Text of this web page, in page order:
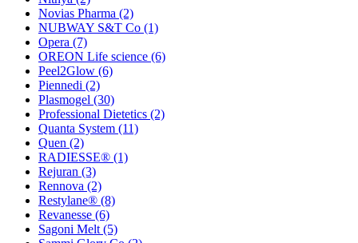
Novias Pharma (2)
NUBWAY S&T Co (1)
Opera (7)
OREON Life science (6)
Peel2Glow (6)
Piennedi (2)
Plasmogel (30)
Professional Dietetics (2)
Quanta System (11)
Quen (2)
RADIESSE® (1)
Rejuran (3)
Rennova (2)
Restylane® (8)
Revanesse (6)
Sagoni Melt (5)